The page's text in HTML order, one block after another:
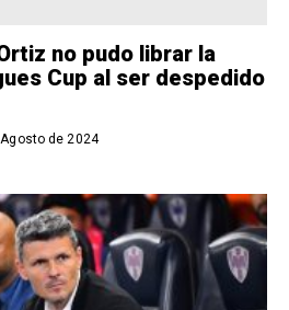
no pudo librar la
Cup al ser despedido
de 2024